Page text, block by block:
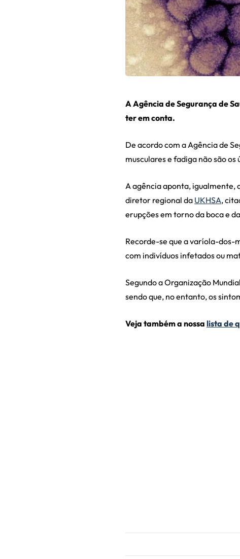
A Agência de Segurança de
ter em conta.
De acordo com a Agência de
musculares e fadiga não são
A agência aponta, igualmente,
diretor regional da UKHSA,
erupções em torno da boca e
Recorde-se que a varíola-dos-
com indivíduos infetados ou
Segundo a Organização
sendo que, no entanto, os
Veja também a nossa lista de